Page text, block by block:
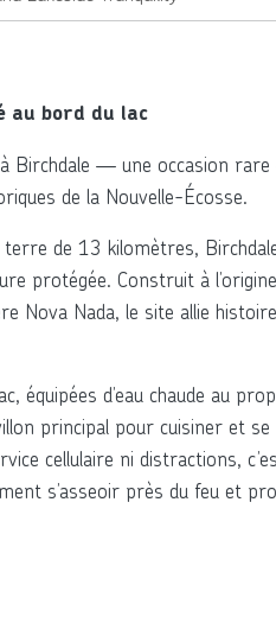
au bord du lac
Birchdale — une occasion rare
de la Nouvelle-Écosse.
terre de 13 kilomètres,
protégée. Construit à
Nova Nada, le site allie
équipées d’eau chaude au
principal pour cuisiner et se
cellulaire ni distractions,
s’asseoir près du feu et